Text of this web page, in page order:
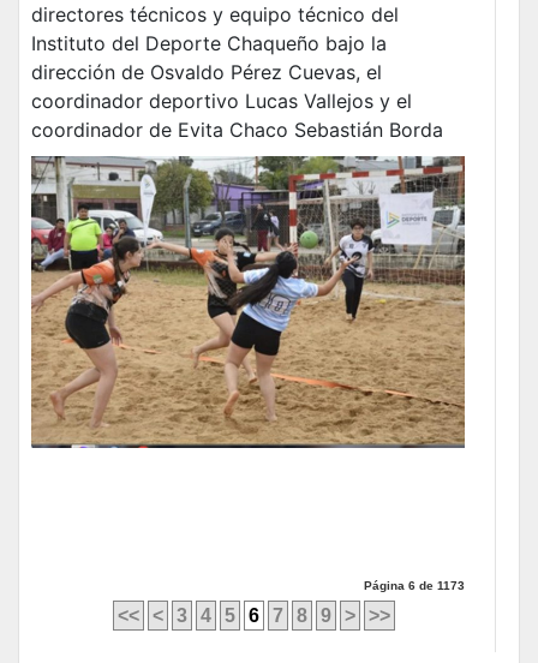
directores técnicos y equipo técnico del
Instituto del Deporte Chaqueño bajo la
dirección de Osvaldo Pérez Cuevas, el
coordinador deportivo Lucas Vallejos y el
coordinador de Evita Chaco Sebastián Borda
Página 6 de 1173
<< < 3 4 5 6 7 8 9 > >>